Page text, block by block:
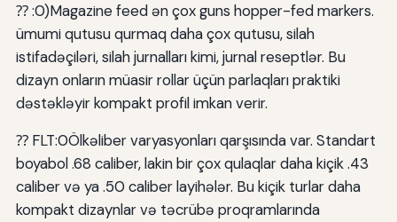
⁇ :0)Magazine feed ən çox guns hopper-fed markers.
ümumi qutusu qurmaq daha çox qutusu, silah
istifadəçiləri, silah jurnalları kimi, jurnal reseptlər. Bu
dizayn onların müasir rollar üçün parlaqları praktiki
dəstəkləyir kompakt profil imkan verir.
⁇ FLT:0Ölkəliber varyasyonları qarşısında var. Standart
boyabol .68 caliber, lakin bir çox qulaqlar daha kiçik .43
caliber və ya .50 caliber layihələr. Bu kiçik turlar daha
kompakt dizaynlar və təcrübə proqramlarında